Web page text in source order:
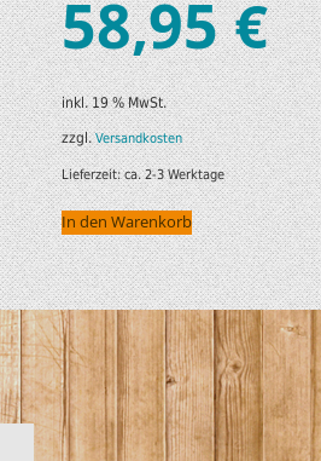
58,95€
inkl. 19 % MwSt.
zzgl.Versandkosten
Lieferzeit:ca. 2-3 Werktage
In den Warenkorb